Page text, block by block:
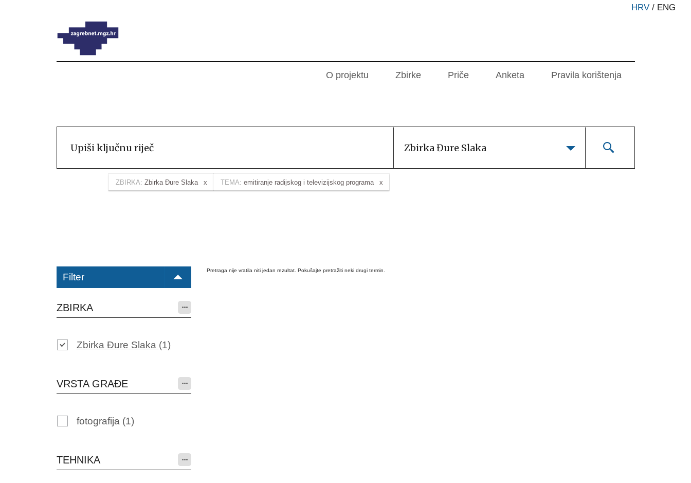
HRV / ENG
O projektu Zbirke Priče Anketa Pravila korištenja
Zbirka Đure Slaka
ZBIRKA: Zbirka Đure Slaka TEMA: emitiranje radijskog i televizijskog programa
Filter
ZBIRKA
Zbirka Đure Slaka (1)
VRSTA GRAĐE
fotografija (1)
TEHNIKA
Pretraga nije vratila niti jedan rezultat. Pokušajte pretražiti neki drugi termin.